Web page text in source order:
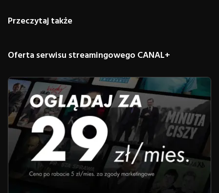
Przeczytaj także
Oferta serwisu streamingowego CANAL+